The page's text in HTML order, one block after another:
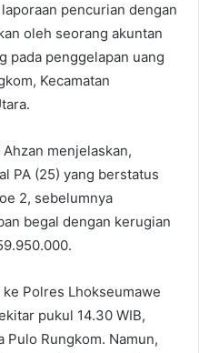
pencurian dengan
oleh seorang akuntan
pada penggelapan uang
Kecamatan
menjelaskan,
PA (25) yang berstatus
2, sebelumnya
begal dengan kerugian
Polres Lhokseumawe
pukul 14.30 WIB,
Pulo Rungkom. Namun,